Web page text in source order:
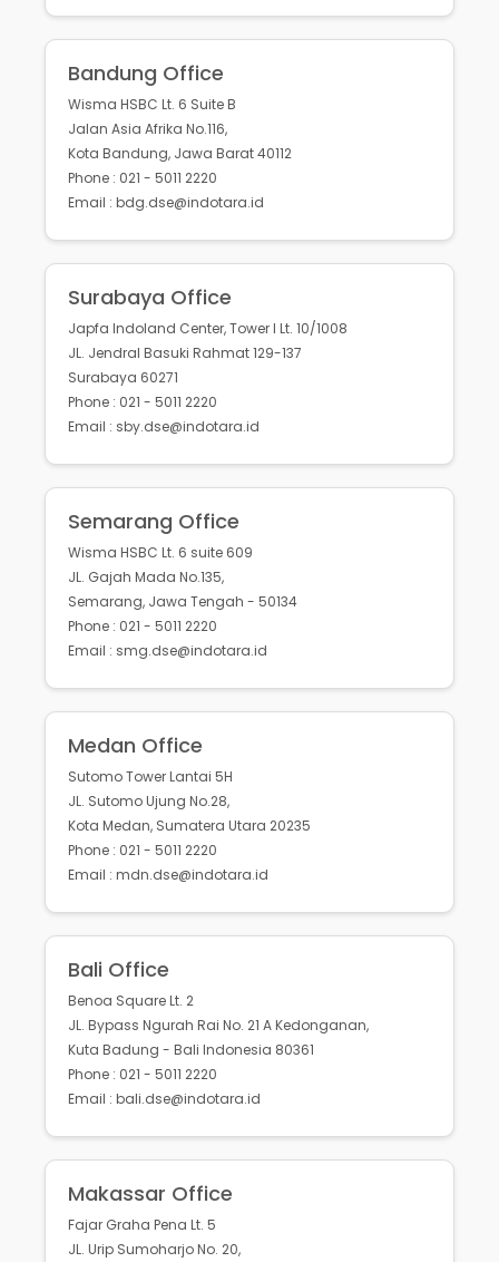
Bandung Office
Wisma HSBC Lt. 6 Suite B
Jalan Asia Afrika No.116,
Kota Bandung, Jawa Barat 40112
Phone : 021 - 5011 2220
Email : bdg.dse@indotara.id
Surabaya Office
Japfa Indoland Center, Tower I Lt. 10/1008
JL. Jendral Basuki Rahmat 129-137
Surabaya 60271
Phone : 021 - 5011 2220
Email : sby.dse@indotara.id
Semarang Office
Wisma HSBC Lt. 6 suite 609
JL. Gajah Mada No.135,
Semarang, Jawa Tengah - 50134
Phone : 021 - 5011 2220
Email : smg.dse@indotara.id
Medan Office
Sutomo Tower Lantai 5H
JL. Sutomo Ujung No.28,
Kota Medan, Sumatera Utara 20235
Phone : 021 - 5011 2220
Email : mdn.dse@indotara.id
Bali Office
Benoa Square Lt. 2
JL. Bypass Ngurah Rai No. 21 A Kedonganan,
Kuta Badung - Bali Indonesia 80361
Phone : 021 - 5011 2220
Email : bali.dse@indotara.id
Makassar Office
Fajar Graha Pena Lt. 5
JL. Urip Sumoharjo No. 20,